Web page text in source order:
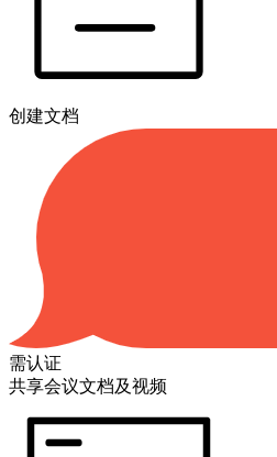
创建文档
需认证
共享会议文档及视频